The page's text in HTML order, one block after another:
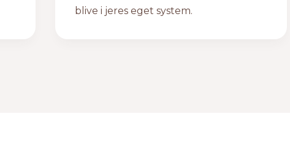
blive i jeres eget system.